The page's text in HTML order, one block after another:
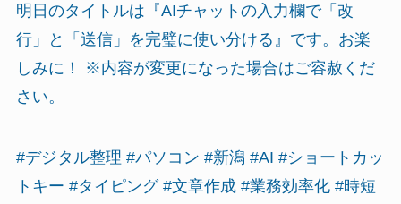
明日のタイトルは『AIチャットの入力欄で「改
行」と「送信」を完璧に使い分ける』です。お楽
しみに！ ※内容が変更になった場合はご容赦くだ
さい。
#デジタル整理 #パソコン #新潟 #AI #ショートカッ
トキー #タイピング #文章作成 #業務効率化 #時短